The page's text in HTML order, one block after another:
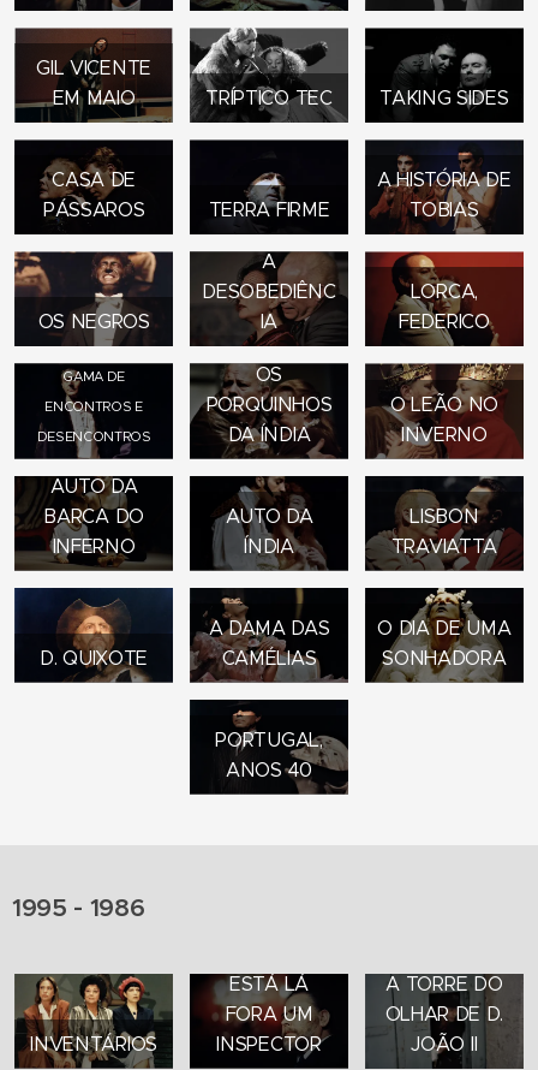
GIL VICENTE
EM MAIO
TRÍPTICO TEC TAKING SIDES
CASA DE
PÁSSAROS
TERRA FIRME
A HISTÓRIA DE
TOBIAS
OS NEGROS
A
DESOBEDIÊNC
IA
LORCA,
FEDERICO
GAMA DE
ENCONTROS E
DESENCONTROS
OS
PORQUINHOS
DA ÍNDIA
O LEÃO NO
INVERNO
AUTO DA
BARCA DO
INFERNO
AUTO DA
ÍNDIA
LISBON
TRAVIATTA
D. QUIXOTE
A DAMA DAS
CAMÉLIAS
O DIA DE UMA
SONHADORA
PORTUGAL,
ANOS 40
1995 - 1986
INVENTÁRIOS
ESTÁ LÁ
FORA UM
INSPECTOR
A TORRE DO
OLHAR DE D.
JOÃO II